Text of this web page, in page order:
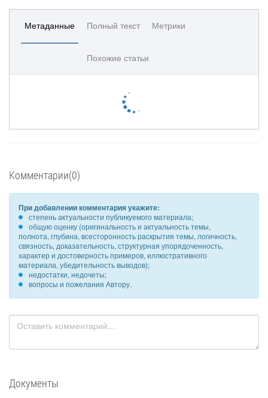
Метаданные Полный текст Метрики
Похожие статьи
Комментарии(0)
При добавлении комментария укажите:
степень актуальности публикуемого материала;
общую оценку (оригинальность и актуальность темы,
полнота, глубина, всесторонность раскрытия темы, логичность,
связность, доказательность, структурная упорядоченность,
характер и достоверность примеров, иллюстративного
материала, убедительность выводов);
недостатки, недочеты;
вопросы и пожелания Автору.
Документы